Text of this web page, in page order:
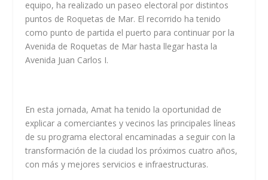
equipo, ha realizado un paseo electoral por distintos
puntos de Roquetas de Mar. El recorrido ha tenido
como punto de partida el puerto para continuar por la
Avenida de Roquetas de Mar hasta llegar hasta la
Avenida Juan Carlos I.
En esta jornada, Amat ha tenido la oportunidad de
explicar a comerciantes y vecinos las principales líneas
de su programa electoral encaminadas a seguir con la
transformación de la ciudad los próximos cuatro años,
con más y mejores servicios e infraestructuras.